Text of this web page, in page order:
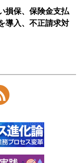
損保、保険金支払
導入、不正請求対